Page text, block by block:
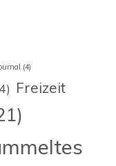
(4)
Freizeit